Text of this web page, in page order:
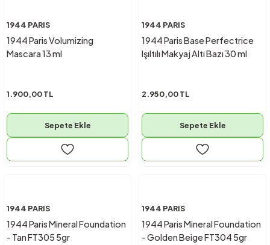
1944 PARIS
1944 Paris Volumizing
Mascara 13 ml
1.900,00 TL
Sepete Ekle
1944 PARIS
1944 Paris Base Perfectrice
Işıltılı Makyaj Altı Bazı 30 ml
2.950,00 TL
Sepete Ekle
1944 PARIS
1944 Paris Mineral Foundation
- Tan FT305 5gr
1944 PARIS
1944 Paris Mineral Foundation
- Golden Beige FT304 5gr